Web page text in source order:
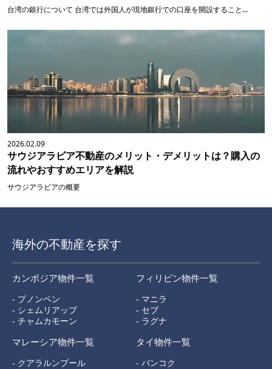
台湾の銀行について 台湾では外国人が現地銀行での口座を開設すること...
2026.02.09
サウジアラビア不動産のメリット・デメリットは？購入の
流れやおすすめエリアを解説
サウジアラビアの概要
海外の不動産を探す
カンボジア物件一覧
- プノンペン
- シェムリアップ
- チャムカモーン
フィリピン物件一覧
- マニラ
- セブ
- ラグナ
マレーシア物件一覧
- クアラルンプール
タイ物件一覧
- バンコク